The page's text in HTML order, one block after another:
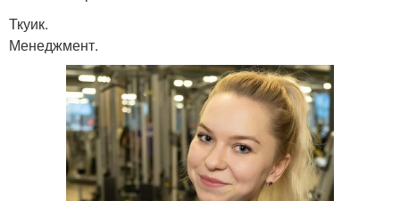
Ткуик.
Менеджмент.